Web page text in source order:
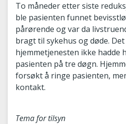
To måneder etter siste
ble pasienten funnet
pårørende og var da
bragt til sykehus og døde.
hjemmetjenesten ikke hadde
pasienten på tre døgn.
forsøkt å ringe pasienten,
kontakt.
Tema for tilsyn